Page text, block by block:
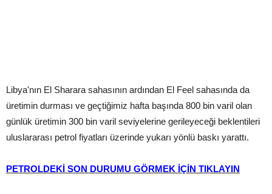
Libya'nın El Sharara sahasının ardından El Feel sahasında da
üretimin durması ve geçtiğimiz hafta başında 800 bin varil olan
günlük üretimin 300 bin varil seviyelerine gerileyeceği beklentileri
uluslararası petrol fiyatları üzerinde yukarı yönlü baskı yarattı.
PETROLDEKİ SON DURUMU GÖRMEK İÇİN TIKLAYIN